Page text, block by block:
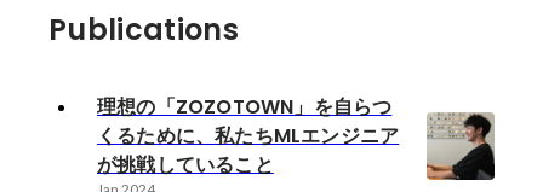
Publications
理想の「ZOZOTOWN」を自らつ
くるために、私たちMLエンジニア
が挑戦していること